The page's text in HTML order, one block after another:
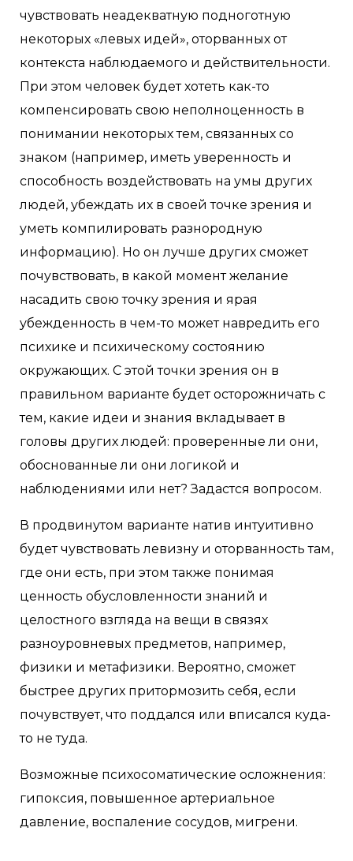
чувствовать неадекватную подноготную
некоторых «левых идей», оторванных от
контекста наблюдаемого и действительности.
При этом человек будет хотеть как-то
компенсировать свою неполноценность в
понимании некоторых тем, связанных со
знаком (например, иметь уверенность и
способность воздействовать на умы других
людей, убеждать их в своей точке зрения и
уметь компилировать разнородную
информацию). Но он лучше других сможет
почувствовать, в какой момент желание
насадить свою точку зрения и ярая
убежденность в чем-то может навредить его
психике и психическому состоянию
окружающих. С этой точки зрения он в
правильном варианте будет осторожничать с
тем, какие идеи и знания вкладывает в
головы других людей: проверенные ли они,
обоснованные ли они логикой и
наблюдениями или нет? Задастся вопросом.
В продвинутом варианте натив интуитивно
будет чувствовать левизну и оторванность там,
где они есть, при этом также понимая
ценность обусловленности знаний и
целостного взгляда на вещи в связях
разноуровневых предметов, например,
физики и метафизики. Вероятно, сможет
быстрее других притормозить себя, если
почувствует, что поддался или вписался куда-
то не туда.
Возможные психосоматические осложнения:
гипоксия, повышенное артериальное
давление, воспаление сосудов, мигрени.